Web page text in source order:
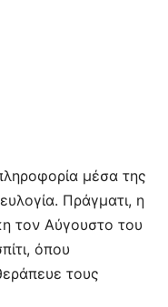
μέσα της
Πράγματι, η
τον Αύγουστο του
όπου
τους